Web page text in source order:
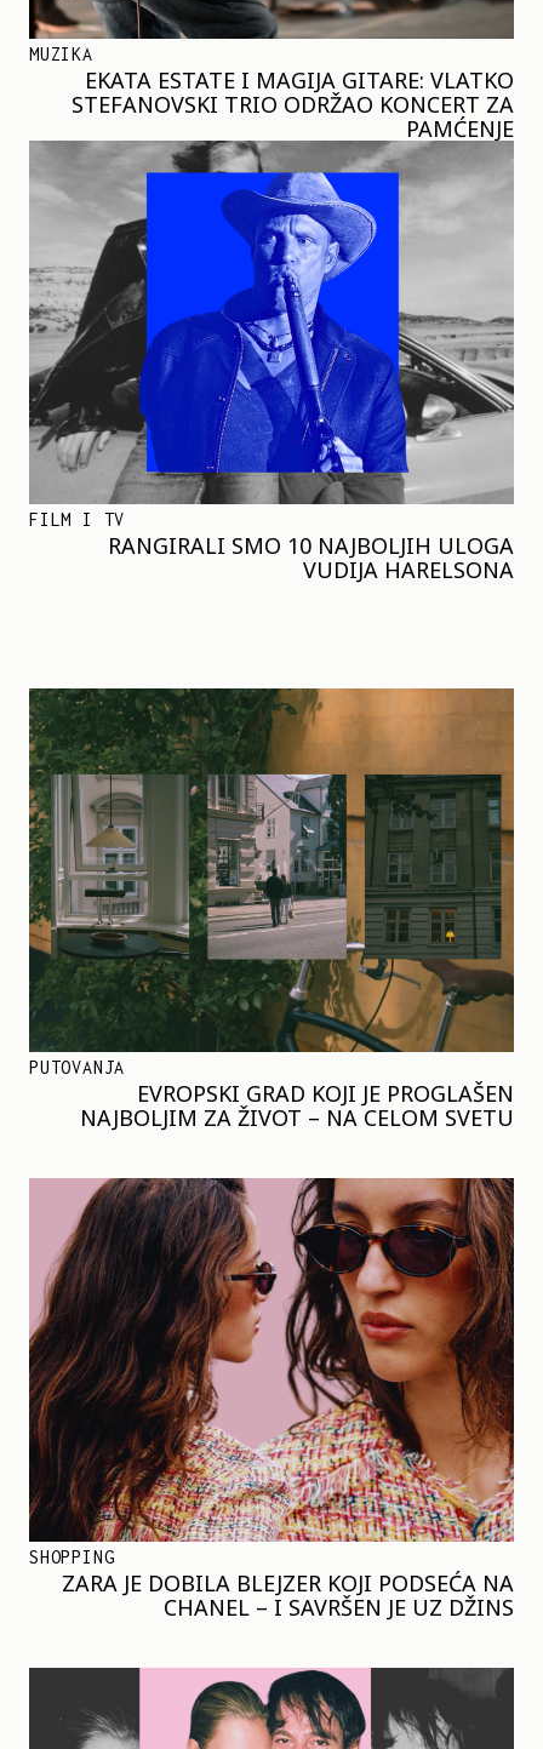
MUZIKA
EKATA ESTATE I MAGIJA GITARE: VLATKO
STEFANOVSKI TRIO ODRŽAO KONCERT ZA
PAMĆENJE
FILM I TV
RANGIRALI SMO 10 NAJBOLJIH ULOGA
VUDIJA HARELSONA
PUTOVANJA
EVROPSKI GRAD KOJI JE PROGLAŠEN
NAJBOLJIM ZA ŽIVOT – NA CELOM SVETU
SHOPPING
ZARA JE DOBILA BLEJZER KOJI PODSEĆA NA
CHANEL – I SAVRŠEN JE UZ DŽINS